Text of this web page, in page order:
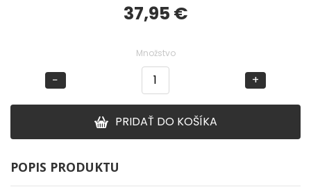
37,95 €
Množstvo
− +
PRIDAŤ DO KOŠÍKA
POPIS PRODUKTU
PUZDRÁ NA PRÚTY
PREDNÁ BRZDA
BAITRUNNER